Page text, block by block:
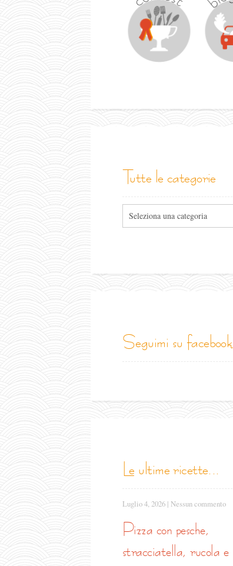
tutte le categorie
seguimi su facebook
le ultime ricette...
Luglio 4, 2026 | Nessun commento
pizza con pesche,
stracciatella, rucola e